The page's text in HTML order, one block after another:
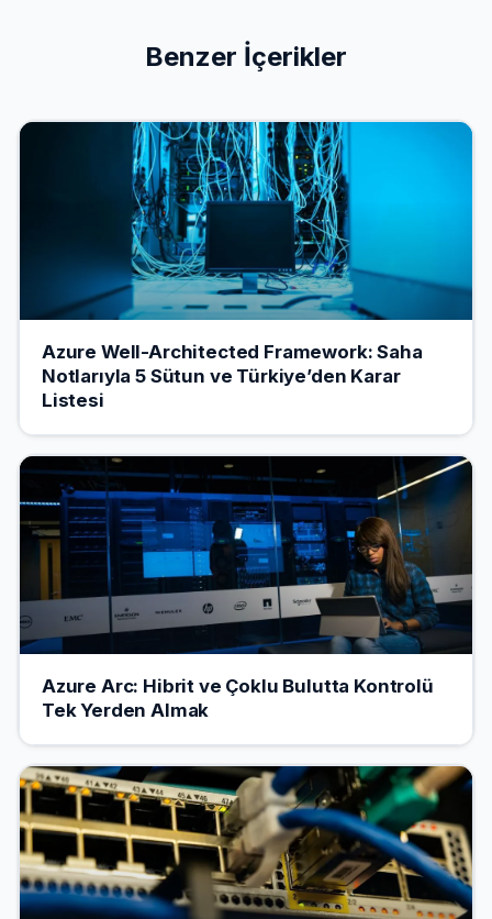
Benzer İçerikler
Azure Well-Architected Framework: Saha
Notlarıyla 5 Sütun ve Türkiye’den Karar
Listesi
Azure Arc: Hibrit ve Çoklu Bulutta Kontrolü
Tek Yerden Almak